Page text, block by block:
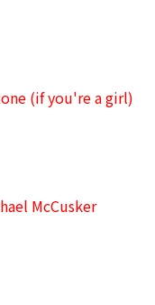
(if you're a girl)
McCusker